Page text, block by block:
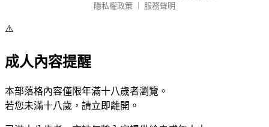
隱私權政策
服務聲明
⚠️
成人內容提醒
本部落格內容僅限年滿十八歲者瀏覽。
若您未滿十八歲，請立即離開。